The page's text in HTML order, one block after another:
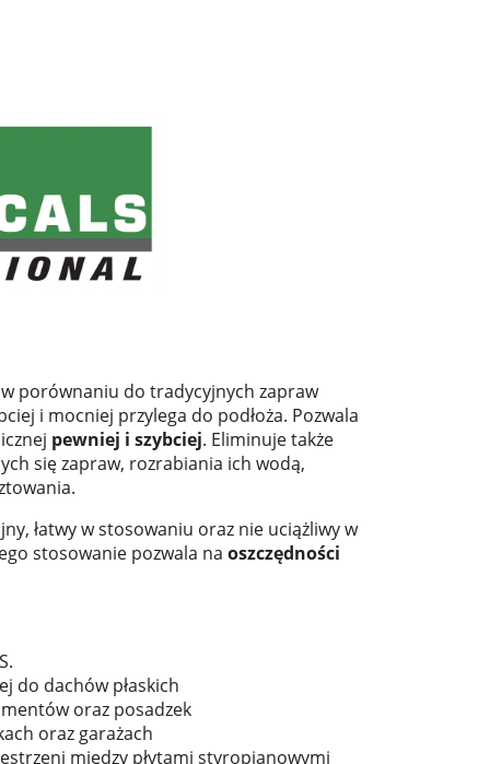
w porównaniu do tradycyjnych zapraw
i mocniej przylega do podłoża. Pozwala
pewniej i szybciej. Eliminuje także
się zapraw, rozrabiania ich wodą,
łatwy w stosowaniu oraz nie uciążliwy w
stosowanie pozwala na oszczędności
do dachów płaskich
oraz posadzek
oraz garażach
między płytami styropianowymi